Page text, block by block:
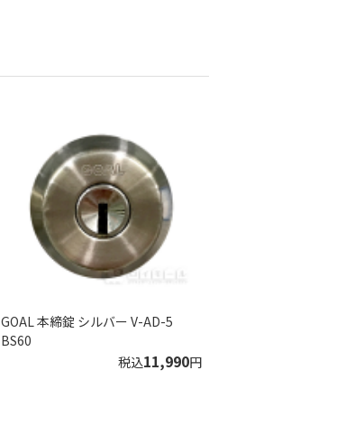
GОAL 本締錠 シルバー V-AD-5
BS60
税込11,990円